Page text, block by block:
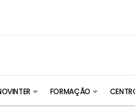
FORMAÇÃO